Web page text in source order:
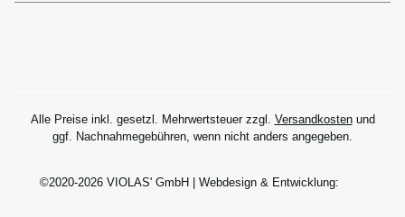
Alle Preise inkl. gesetzl. Mehrwertsteuer zzgl. Versandkostenund
ggf. Nachnahmegebühren, wenn nicht anders angegeben.
©2020-2026 VIOLAS' GmbH | Webdesign & Entwicklung: